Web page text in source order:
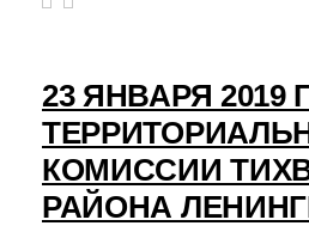
23 ЯНВАРЯ
КОМИССИИ
РАЙОНА